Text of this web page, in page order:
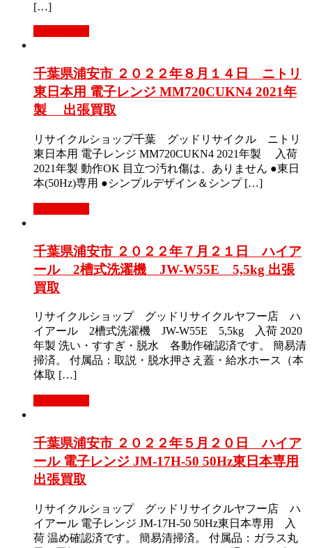
[…]
千葉県浦安市 ２０２２年８月１４日 ニトリ
東日本用 電子レンジ MM720CUKN4 2021年
製 出張買取
リサイクルショップ千葉 グッドリサイクル ニトリ
東日本用 電子レンジ MM720CUKN4 2021年製 入荷
2021年製 動作OK 目立つ汚れ傷は、ありません ●東日
本(50Hz)専用 ●シンプルデザイン＆シンプ […]
千葉県浦安市 ２０２２年７月２１日 ハイア
ール 2槽式洗濯機 JW-W55E 5,5kg 出張
買取
リサイクルショップ グッドリサイクルヤフー店 ハ
イアール 2槽式洗濯機 JW-W55E 5,5kg 入荷 2020
年製 洗い・すすぎ・脱水 各動作確認済です。 簡易清
掃済。 付属品：取説・脱水押さえ蓋・給水ホース（本
体取 […]
千葉県浦安市 ２０２２年５月２０日 ハイア
ール 電子レンジ JM-17H-50 50Hz東日本専用
出張買取
リサイクルショップ グッドリサイクルヤフー店 ハ
イアール 電子レンジ JM-17H-50 50Hz東日本専用 入
荷 温め確認済です。 簡易清掃済。 付属品：ガラス丸